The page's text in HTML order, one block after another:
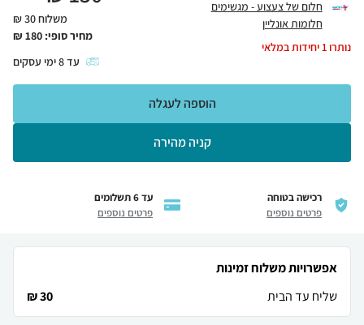
חלום של צעצוע - מגשימים
חלומות אונליין
נותרו1יחידות במלאי
משלוח 30 ₪
מחיר סופי: 180
₪
עד8ימי עסקים
קניה מהירה
הוספה לעגלה
רכישה בטוחה
פרטים נוספים
עד 6 תשלומים
פרטים נוספים
אפשרויות משלוח זמינות
שליח עד הבית
30 ₪